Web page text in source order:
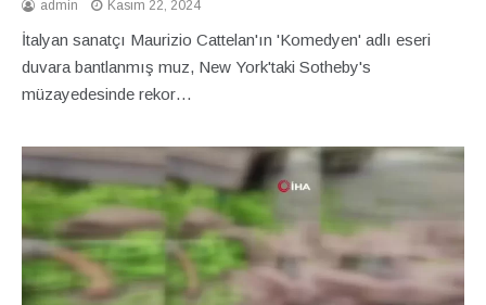
admin Kasım 22, 2024
İtalyan sanatçı Maurizio Cattelan'ın 'Komedyen' adlı eseri
duvara bantlanmış muz, New York'taki Sotheby's
müzayedesinde rekor…